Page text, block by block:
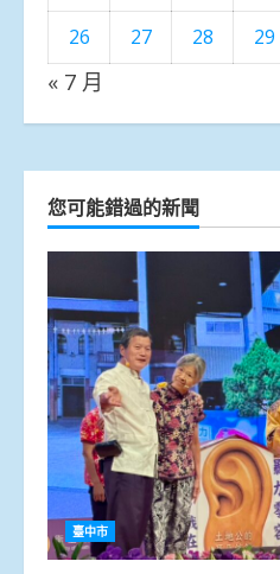
26
27 28 29
« 7 月
您可能錯過的新聞
臺中市